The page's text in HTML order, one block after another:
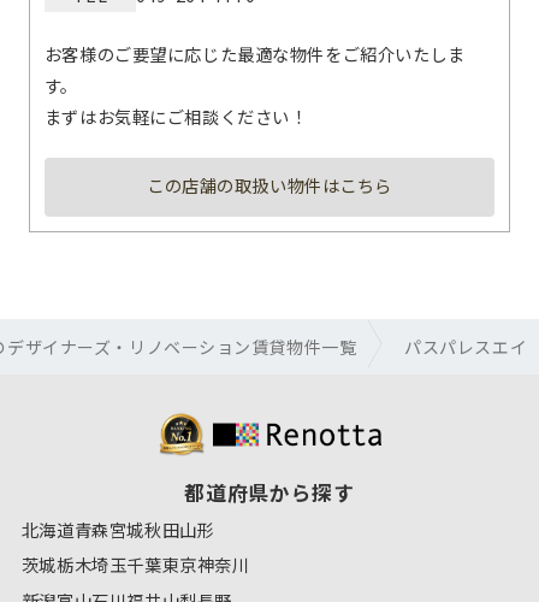
お客様のご要望に応じた最適な物件をご紹介いたしま
す。
まずはお気軽にご相談ください！
この店舗の取扱い物件はこちら
デザイナーズ・リノベーション賃貸物件一覧 パスパレスエイ
都道府県から探す
北海道青森宮城秋田山形
茨城栃木埼玉千葉東京神奈川